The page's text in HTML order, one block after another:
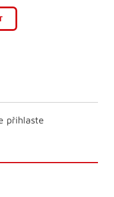
přihlaste